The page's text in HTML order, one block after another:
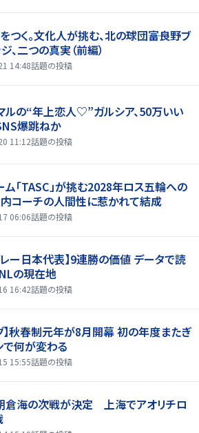
つく。文化人が挑む、北の球団――富良野ブ
、二つの真実（前編）
14:48話題の投稿
ルの“年上恋人♡”ガルシア、50万いい
爆跳ねか
11:12話題の投稿
「TASC」が挑む2028年ロス五輪への
内コーチの人間性に惹かれて結成
06:06話題の投稿
レー日本代表】9連勝の価値 データで読
の現在地
16:42話題の投稿
】秋春制元年が8月開幕 初の年度またぎ
で何が変わる
15:55話題の投稿
朝倉海の次戦が決定 上海でアオリチロ